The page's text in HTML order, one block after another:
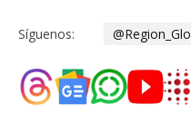
Síguenos: